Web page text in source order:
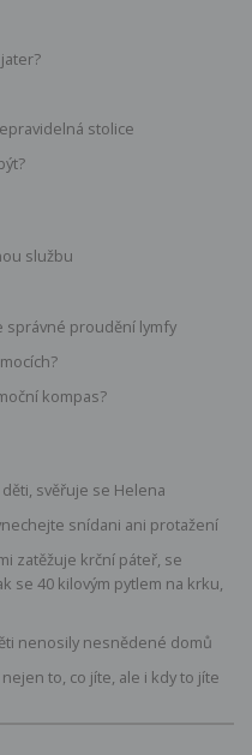
stolice
službu
správné proudění lymfy
kompas?
svěřuje se Helena
snídani ani protažení
zatěžuje krční páteř, se
se 40 kilovým pytlem na krku,
nenosily nesnědené domů
to, co jíte, ale i kdy to jíte